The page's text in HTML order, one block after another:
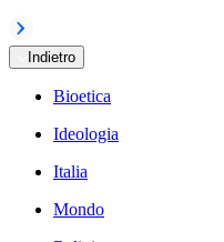
Indietro
Bioetica
Ideologia
Italia
Mondo